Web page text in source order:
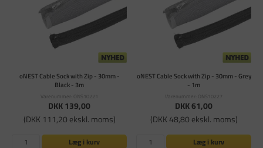
oNEST Cable Sock with Zip - 30mm -
Black - 3m
Varenummer: ONS10221
DKK 139,00
(DKK 111,20 ekskl. moms)
Læg i kurv
oNEST Cable Sock with Zip - 30mm - Grey
- 1m
Varenummer: ONS10227
DKK 61,00
(DKK 48,80 ekskl. moms)
Læg i kurv